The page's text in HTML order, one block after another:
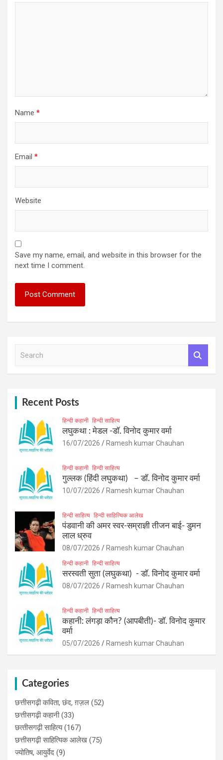
Name *
Email *
Website
Save my name, email, and website in this browser for the
next time I comment.
Recent Posts
हिन्दी कहानी हिन्दी साहित्य
लघुकथा : मेडल -डॉ. विनोद कुमार वर्मा
16/07/2026 Ramesh kumar Chauhan
हिन्दी कहानी हिन्दी साहित्य
गुल्लक (हिंदी लघुकथा) – डॉ. विनोद कुमार वर्मा
10/07/2026 Ramesh kumar Chauhan
हिन्दी साहित्य हिन्दी साहित्यिक आलेख
पंडवानी की अमर स्वर-सम्राज्ञी तीजन बाई- डुमन
लाल ध्रुव
08/07/2026 Ramesh kumar Chauhan
हिन्दी कहानी हिन्दी साहित्य
सरस्वती सुता (लघुकथा) ​- डॉ. विनोद कुमार वर्मा
08/07/2026 Ramesh kumar Chauhan
हिन्दी कहानी हिन्दी साहित्य
कहानी: लंगड़ा कौन? (आपबीती)​- डॉ. विनोद कुमार
वर्मा
05/07/2026 Ramesh kumar Chauhan
Categories
छत्तीसगढ़ी कविता, छंद, ग़ज़ल (52)
छत्तीसगढ़ी कहानी(33)
छत्‍तीसगढ़ी साहित्‍य(167)
छत्तीसगढ़ी साहित्यिक आलेख (75)
ज्योतिष, आयुर्वेद (9)